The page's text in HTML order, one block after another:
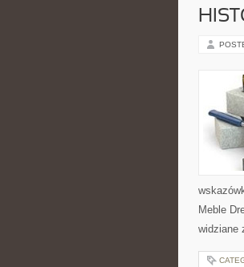
Meble
widziane